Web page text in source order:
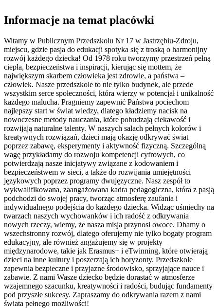
Informacje na temat placówki
Witamy w Publicznym Przedszkolu Nr 17 w Jastrzębiu-Zdroju,
miejscu, gdzie pasja do edukacji spotyka się z troską o harmonijny
rozwój każdego dziecka! Od 1978 roku tworzymy przestrzeń pełną
ciepła, bezpieczeństwa i inspiracji, kierując się mottem, że
największym skarbem człowieka jest zdrowie, a państwa –
człowiek. Nasze przedszkole to nie tylko budynek, ale przede
wszystkim serce społeczności, która wierzy w potencjał i unikalność
każdego malucha. Pragniemy zapewnić Państwa pociechom
najlepszy start w świat wiedzy, dlatego kładziemy nacisk na
nowoczesne metody nauczania, które pobudzają ciekawość i
rozwijają naturalne talenty. W naszych salach pełnych kolorów i
kreatywnych rozwiązań, dzieci mają okazję odkrywać świat
poprzez zabawę, eksperymenty i aktywność fizyczną. Szczególną
wagę przykładamy do rozwoju kompetencji cyfrowych, co
potwierdzają nasze inicjatywy związane z kodowaniem i
bezpieczeństwem w sieci, a także do rozwijania umiejętności
językowych poprzez programy dwujęzyczne. Nasz zespół to
wykwalifikowana, zaangażowana kadra pedagogiczna, która z pasją
podchodzi do swojej pracy, tworząc atmosferę zaufania i
indywidualnego podejścia do każdego dziecka. Widząc uśmiechy na
twarzach naszych wychowanków i ich radość z odkrywania
nowych rzeczy, wiemy, że nasza misja przynosi owoce. Dbamy o
wszechstronny rozwój, dlatego oferujemy nie tylko bogaty program
edukacyjny, ale również angażujemy się w projekty
międzynarodowe, takie jak Erasmus+ i eTwinning, które otwierają
dzieci na inne kultury i poszerzają ich horyzonty. Przedszkole
zapewnia bezpieczne i przyjazne środowisko, sprzyjające nauce i
zabawie. Z nami Wasze dziecko będzie dorastać w atmosferze
wzajemnego szacunku, kreatywności i radości, budując fundamenty
pod przyszłe sukcesy. Zapraszamy do odkrywania razem z nami
świata pełnego możliwości!